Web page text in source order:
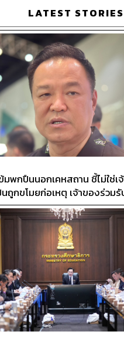
บโชว์นี้มากๆ ด้วยระยะเวลาที่
การเปลี่ยนบล็อกกิ้ง กว่าทุกอ
วันสุดท้าย แต่ทุกคนก็มีความตั้
คือ New Era ของ BNK48 แ
กว่าเพลงอื่นๆ ที่เราเคยมีมา
นที่ จุน คันดาบาชิ เป็นคนคิดด้
มรู้สึกเหมือนเพลง
พอได้เขามาออกแบบท่
าทุกคนต้องทำให้ถึงเท่าเขา
กมาได้ดี โดยเฉพาะปาเอญ่า
หนูตื่นเต้นมากๆ ด้วยความที่
ตัวที่เซ็นทรัลเวิลด์ ภาพที่เห็น
รู้สึกดีใจที่วันนั้นมีคนมาให้กำลัง
กๆ จะเต็มไปด้วยความตื่นเต้
ห้สมกับที่แฟนคลับส่งพวกเรา
ละให้พวกเรามายืนอยู่ตรงนี้
กของหนูวันนั้นมันเต็มไปด้ว
พราะคิดว่าทุกคนน่าจะคาดหวั
ามที่หนูเองก็เป็นเซ็นเตอร์ด้ว
LATEST STORIES
มพกปืนนอกเคหสถาน ชี้ไม่ใช่เ
ถูกขโมยก่อเหตุ เจ้าของร่วม